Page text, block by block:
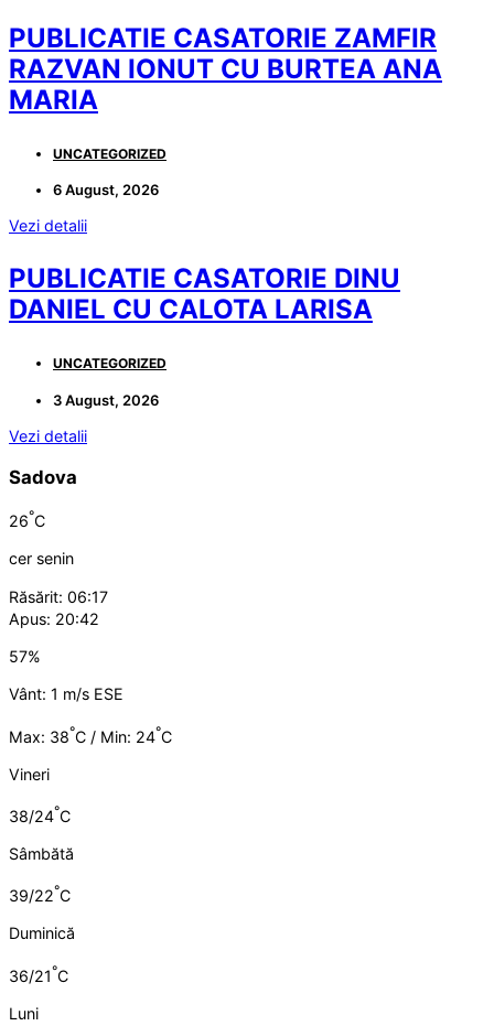
PUBLICATIE CASATORIE ZAMFIR
RAZVAN IONUT CU BURTEA ANA
MARIA
UNCATEGORIZED
6 August, 2026
Vezi detalii
PUBLICATIE CASATORIE DINU
DANIEL CU CALOTA LARISA
UNCATEGORIZED
3 August, 2026
Vezi detalii
Sadova
26°C
cer senin
Răsărit: 06:17
Apus: 20:42
57%
Vânt: 1 m/s ESE
Max: 38°C / Min: 24°C
Vineri
38/24°C
Sâmbătă
39/22°C
Duminică
36/21°C
Luni